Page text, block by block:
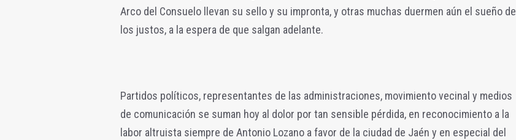
Arco del Consuelo llevan su sello y su impronta, y otras muchas duermen aún el sueño de
los justos, a la espera de que salgan adelante.
Partidos políticos, representantes de las administraciones, movimiento vecinal y medios
de comunicación se suman hoy al dolor por tan sensible pérdida, en reconocimiento a la
labor altruista siempre de Antonio Lozano a favor de la ciudad de Jaén y en especial del